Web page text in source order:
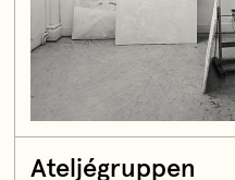
Ateljégruppen